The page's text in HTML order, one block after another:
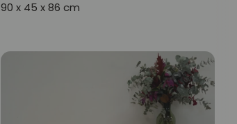
90 x 45 x 86 cm